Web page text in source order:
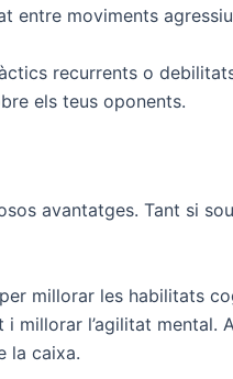
entre moviments
recurrents o
els teus oponents.
avantatges. Tant si
millorar les habilitats
l’agilitat mental.
la caixa.